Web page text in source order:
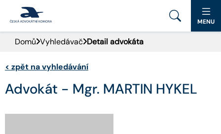
PORTÁL ČAK
DOMŮ
AKTUALITY
MENU
Domů Vyhledávač Detail advokáta
< zpět na vyhledávání
Advokát - Mgr. MARTIN HYKEL